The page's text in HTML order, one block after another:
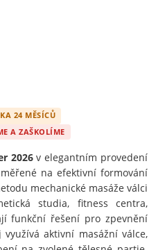
24 MĚSÍCŮ
A ZAŠKOLÍME
2026v elegantním provedení
na efektivní formování
mechanické masáže válci
studia, fitness centra,
funkční řešení pro zpevnění
aktivní masážní válce,